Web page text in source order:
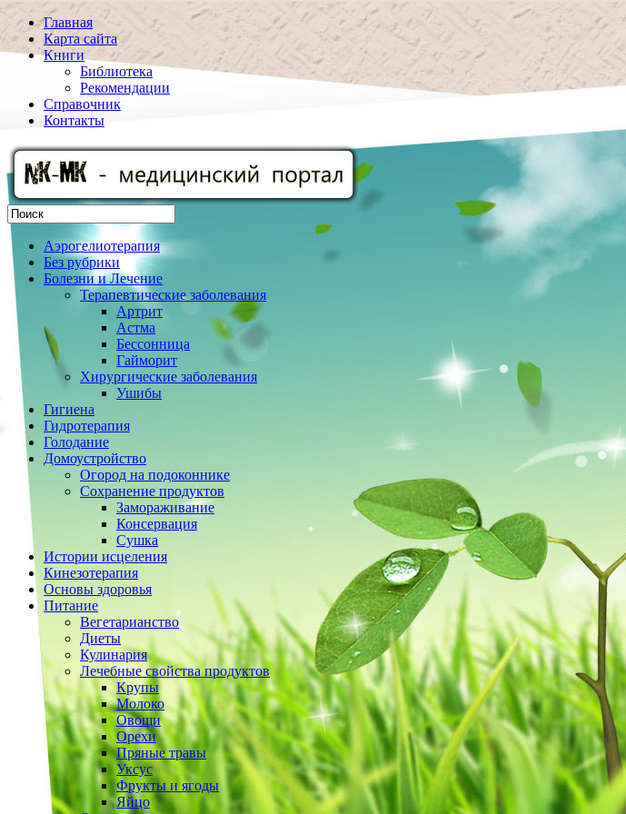
Главная
Карта сайта
Книги
Библиотека
Рекомендации
Справочник
Контакты
Аэрогелиотерапия
Без рубрики
Болезни и Лечение
Терапевтические заболевания
Артрит
Астма
Бессонница
Гайморит
Хирургические заболевания
Ушибы
Гигиена
Гидротерапия
Голодание
Домоустройство
Огород на подоконнике
Сохранение продуктов
Замораживание
Консервация
Сушка
Истории исцеления
Кинезотерапия
Основы здоровья
Питание
Вегетарианство
Диеты
Кулинария
Лечебные свойства продуктов
Крупы
Молоко
Овощи
Орехи
Пряные травы
Уксус
Фрукты и ягоды
Яйцо